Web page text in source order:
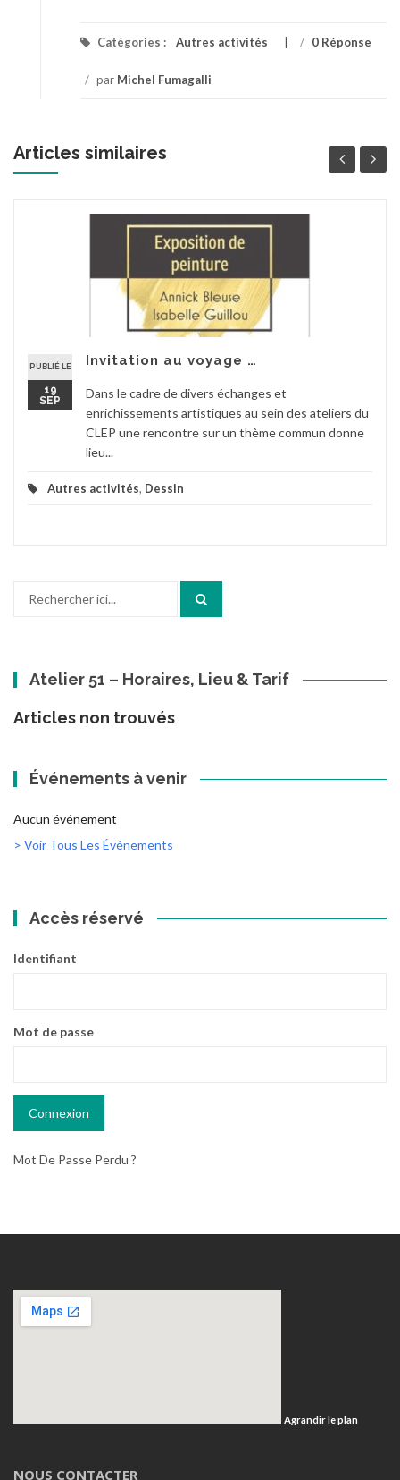
Catégories : Autres activités / 0 Réponse
/ par Michel Fumagalli
Articles similaires
PUBLIÉ LE
19
SEP
Invitation au voyage …
Dans le cadre de divers échanges et
enrichissements artistiques au sein des ateliers du
CLEP une rencontre sur un thème commun donne
lieu...
Autres activités, Dessin
Atelier 51 – Horaires, Lieu & Tarif
Articles non trouvés
Événements à venir
Aucun événement
> Voir Tous Les Événements
Accès réservé
Identifiant
Mot de passe
Mot De Passe Perdu ?
Agrandir le plan
NOUS CONTACTER